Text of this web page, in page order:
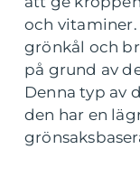
och vitaminer.
grönkål och
på grund av
Denna typ av
den har en